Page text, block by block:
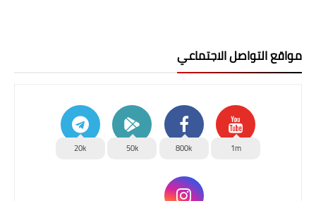
مواقع التواصل الاجتماعي
1m
800k
50k
20k